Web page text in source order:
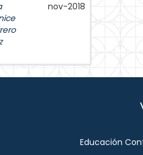
nov-2018
Educación